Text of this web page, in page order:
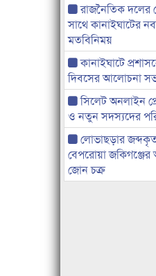
রাজনৈতিক দলের
সাথে কানাইঘাটের
মতবিনিময়
কানাইঘাটে
দিবসের আলোচনা
সিলেট অনলাইন
ও নতুন সদস্যদের
লোভাছড়ার
বেপরোয়া জকিগঞ্জের
জোন চক্র